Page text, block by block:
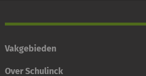
Vakgebieden
Over Schulinck